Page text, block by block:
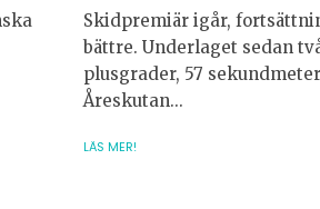
Skidpremiär igår,
bättre. Underlaget sedan
plusgrader, 57
Åreskutan...
LÄS MER!